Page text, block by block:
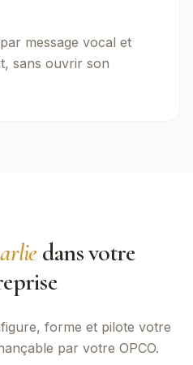
message vocal et
sans ouvrir son
dans votre
forme et pilote votre
par votre OPCO.